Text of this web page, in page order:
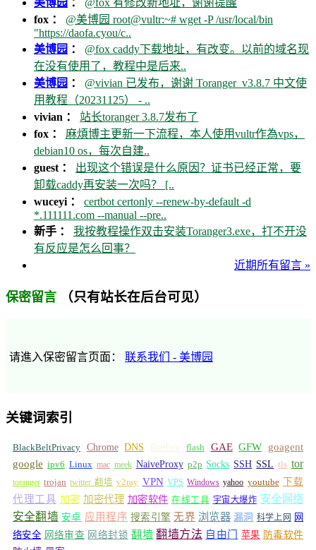
美博园 ： @fox 有修改新地址，谢谢提醒
fox ： @美博园 root@vultr:~# wget -P /usr/local/bin
"https://daofa.cyou/c..
美博园 ： @fox caddy下载地址，有改变。以前的域名现
在没有使用了，教程中是后来..
美博园 ： @vivian 已发布，谢谢 Toranger_v3.8.7 中文使
用教程（20231125） - ..
vivian ： 站长toranger 3.8.7发布了
fox ： 麻煩博主更新一下流程，本人使用vultr作為vps，
debian10 os，每次自建..
guest ： 出现这个错误是什么原因？证书已经正常，要
卸载caddy再安装一次吗？ [..
wuceyi ： certbot certonly --renew-by-default -d
*.111111.com --manual --pre..
新手 ： 我按教程操作双击安装Toranger3.exe，打不开没
有反应是怎么回事？
近期所有留言 »
保密留言 （只有站长在后台可见）
请進入保密留言页面： 联系我们 - 美博园
关键词索引
BlackBeltPrivacy Chrome DNS firefox flash GAE GFW
goagent
google ipv6 Linux mac meek NaiveProxy p2p Socks SSH SSL tls tor
toranger trojan twitter 翻墙 v2ray VPN VPS Windows yahoo youtube 下载
代理工具 加密 加密代理 加密软件 在线工具 宇宙大爆炸 安全网络
安全翻墙 安卓 应用程序 搜索引擎 无界 浏览器 漏洞 科学上网 网
络安全 网络审查 网络封锁 翻墙 翻墙方法 自由门 苹果 防毒软件